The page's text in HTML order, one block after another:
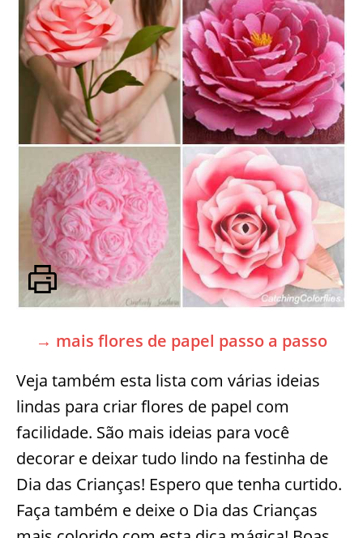
→ mais flores de papel passo a passo
Veja também esta lista com várias ideias
lindas para criar flores de papel com
facilidade. São mais ideias para você
decorar e deixar tudo lindo na festinha de
Dia das Crianças! Espero que tenha curtido.
Faça também e deixe o Dia das Crianças